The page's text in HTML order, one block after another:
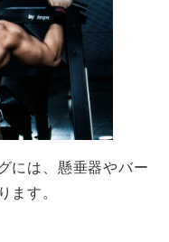
には、懸垂器やバー
す。